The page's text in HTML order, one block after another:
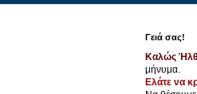
Γειά σας!
Καλώς
μήνυμα.
Ελάτε να